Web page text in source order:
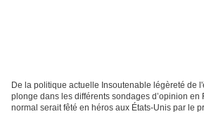
De la politique actuelle Insoutenable légèreté de
plonge dans les différents sondages d’opinion en
normal serait fêté en héros aux États-Unis par le